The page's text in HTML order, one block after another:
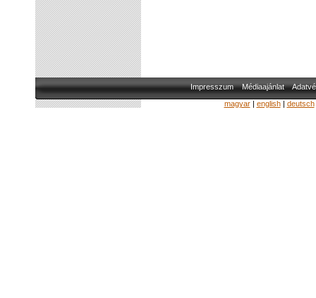
Impresszum Médiaajánlat
magyar| english| deutsch